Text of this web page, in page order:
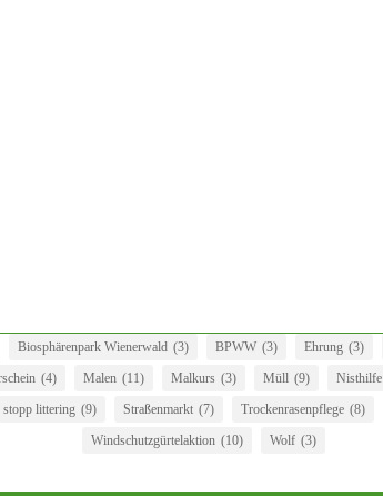
Biosphärenpark Wienerwald (3) BPWW (3) Ehrung (3)
(4) Malen (11) Malkurs (3) Müll (9) Nisthilfe
stopp littering (9) Straßenmarkt (7) Trockenrasenpflege (8)
Windschutzgürtelaktion (10) Wolf (3)